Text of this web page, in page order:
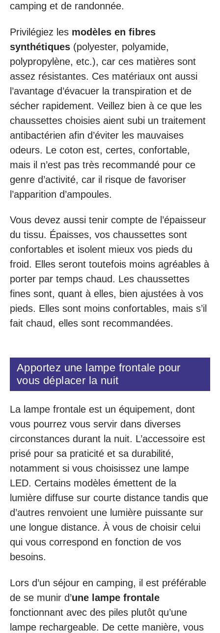
camping et de randonnée.
Privilégiez les modèles en fibres
synthétiques (polyester, polyamide,
polypropylène, etc.), car ces matières sont
assez résistantes. Ces matériaux ont aussi
l’avantage d’évacuer la transpiration et de
sécher rapidement. Veillez bien à ce que les
chaussettes choisies aient subi un traitement
antibactérien afin d’éviter les mauvaises
odeurs. Le coton est, certes, confortable,
mais il n’est pas très recommandé pour ce
genre d’activité, car il risque de favoriser
l’apparition d’ampoules.
Vous devez aussi tenir compte de l’épaisseur
du tissu. Épaisses, vos chaussettes sont
confortables et isolent mieux vos pieds du
froid. Elles seront toutefois moins agréables à
porter par temps chaud. Les chaussettes
fines sont, quant à elles, bien ajustées à vos
pieds. Elles sont moins confortables, mais s’il
fait chaud, elles sont recommandées.
Apportez une lampe frontale pour
vous déplacer la nuit
La lampe frontale est un équipement, dont
vous pourrez vous servir dans diverses
circonstances durant la nuit. L’accessoire est
prisé pour sa praticité et sa durabilité,
notamment si vous choisissez une lampe
LED. Certains modèles émettent de la
lumière diffuse sur courte distance tandis que
d’autres renvoient une lumière puissante sur
une longue distance. À vous de choisir celui
qui vous correspond en fonction de vos
besoins.
Lors d’un séjour en camping, il est préférable
de se munir d’une lampe frontale
fonctionnant avec des piles plutôt qu’une
lampe rechargeable. De cette manière, vous